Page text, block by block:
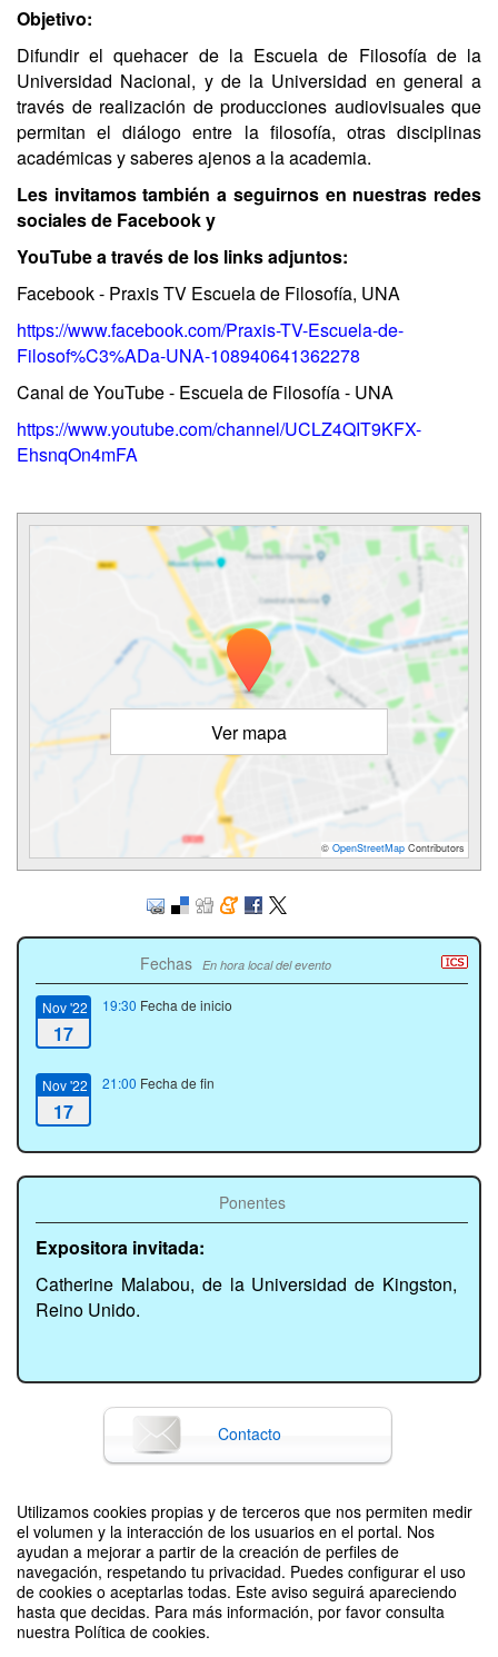
Utilizamos cookies propias y de terceros que nos permiten medir
el volumen y la interacción de los usuarios en el portal. Nos
ayudan a mejorar a partir de la creación de perfiles de
navegación, respetando tu privacidad. Puedes configurar el uso
de cookies o aceptarlas todas. Este aviso seguirá apareciendo
hasta que decidas. Para más información, por favor consulta
nuestra Política de cookies.
Objetivo:
Difundir el quehacer de la Escuela de Filosofía de la
Universidad Nacional, y de la Universidad en general a
través de realización de producciones audiovisuales que
permitan el diálogo entre la filosofía, otras disciplinas
académicas y saberes ajenos a la academia.
Les invitamos también a seguirnos en nuestras redes
sociales de Facebook y
YouTube a través de los links adjuntos:
Facebook - Praxis TV Escuela de Filosofía, UNA
https://www.facebook.com/Praxis-TV-Escuela-de-
Filosof%C3%ADa-UNA-108940641362278
Canal de YouTube - Escuela de Filosofía - UNA
https://www.youtube.com/channel/UCLZ4QIT9KFX-
EhsnqOn4mFA
Ver mapa
© OpenStreetMap Contributors
Fechas En hora local del evento
Nov '22
17
19:30 Fecha de inicio
Nov '22
17
21:00 Fecha de fin
Ponentes
Expositora invitada:
Catherine Malabou, de la Universidad de Kingston,
Reino Unido.
Contacto
Difunde tu evento poniendo el siguiente código en tu sitio